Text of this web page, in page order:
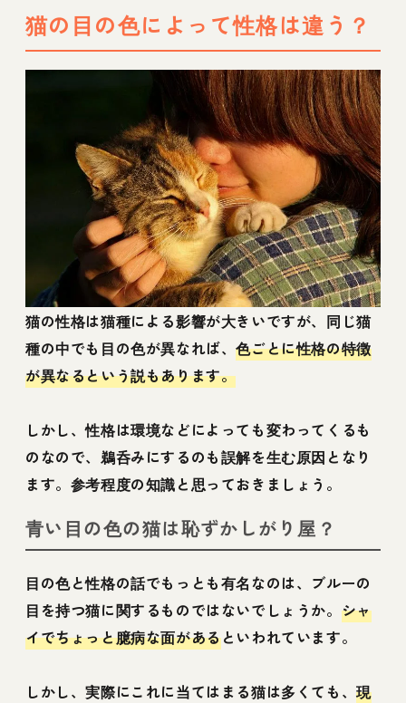
猫の目の色によって性格は違う？
猫の性格は猫種による影響が大きいですが、同じ猫
種の中でも目の色が異なれば、色ごとに性格の特徴
が異なるという説もあります。
しかし、性格は環境などによっても変わってくるも
のなので、鵜呑みにするのも誤解を生む原因となり
ます。参考程度の知識と思っておきましょう。
青い目の色の猫は恥ずかしがり屋？
目の色と性格の話でもっとも有名なのは、ブルーの
目を持つ猫に関するものではないでしょうか。 シャ
イでちょっと臆病な面があるといわれています。
しかし、実際にこれに当てはまる猫は多くても、現